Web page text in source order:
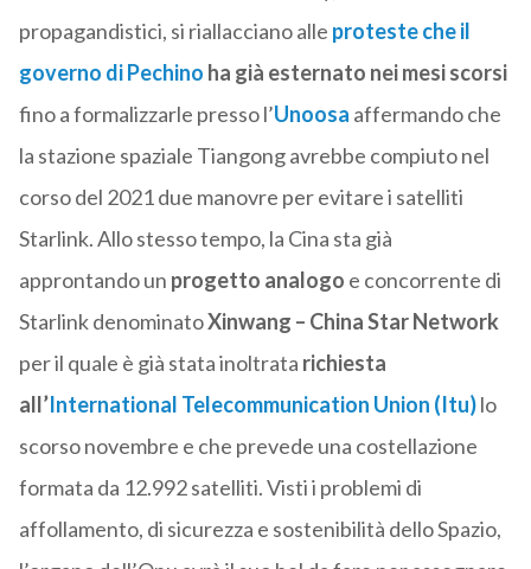
propagandistici, si riallacciano alle proteste che il
governo di Pechino ha già esternato nei mesi scorsi
fino a formalizzarle presso l’Unoosa affermando che
la stazione spaziale Tiangong avrebbe compiuto nel
corso del 2021 due manovre per evitare i satelliti
Starlink. Allo stesso tempo, la Cina sta già
approntando un progetto analogo e concorrente di
Starlink denominatoXinwang – China Star Network
per il quale è già stata inoltrata richiesta
all’International Telecommunication Union (Itu)lo
scorso novembre e che prevede una costellazione
formata da 12.992 satelliti. Visti i problemi di
affollamento, di sicurezza e sostenibilità dello Spazio,